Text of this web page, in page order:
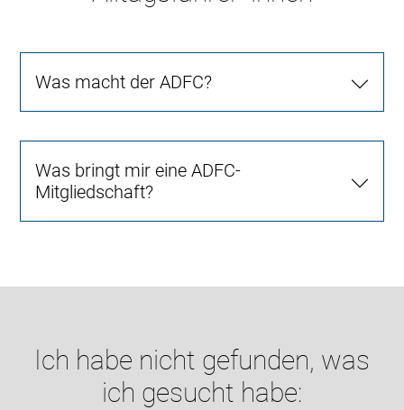
Was macht der ADFC?
Was bringt mir eine ADFC-
Mitgliedschaft?
Ich habe nicht gefunden, was
ich gesucht habe: